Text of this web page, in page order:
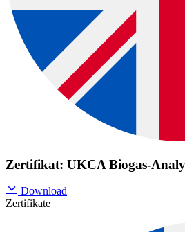
Zertifikat: UKCA Biogas-
Download
Zertifikate